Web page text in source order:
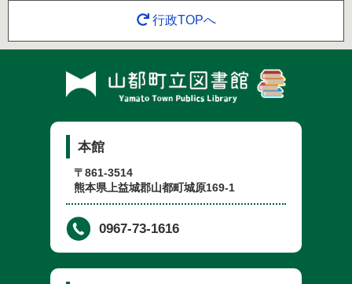
行政TOPへ
本館
〒861-3514
熊本県上益城郡山都町城原169-1
0967-73-1616